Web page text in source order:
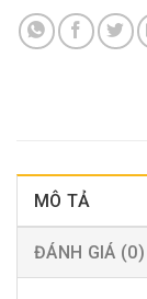
MÔ TẢ
ĐÁNH GIÁ (0)